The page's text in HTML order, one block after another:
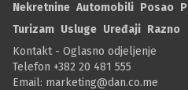
Nekretnine Automobili Posao
Turizam Usluge Uređaji Razno
Kontakt - Oglasno odjeljenje
Telefon +382 20 481 555
Email: marketing@dan.co.me